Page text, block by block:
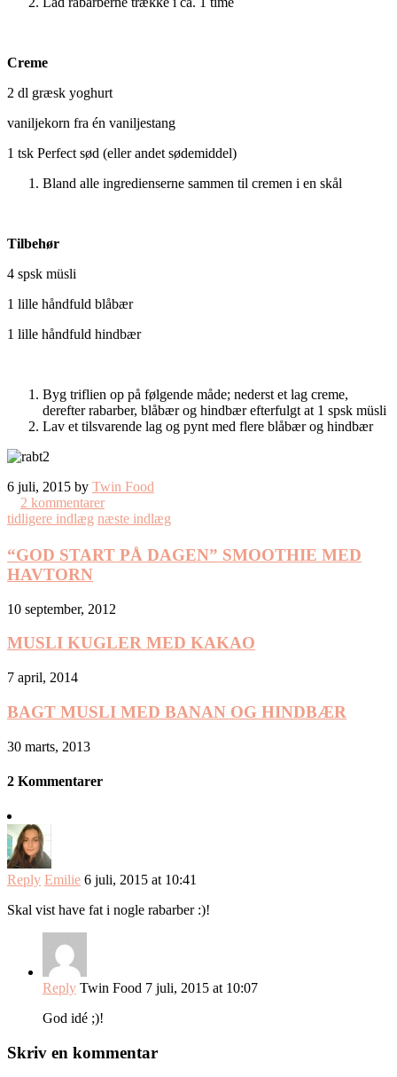
Creme
2 dl græsk yoghurt
vaniljekorn fra én vaniljestang
1 tsk Perfect sød (eller andet sødemiddel)
Bland alle ingredienserne sammen til cremen i en skål
Tilbehør
4 spsk müsli
1 lille håndfuld blåbær
1 lille håndfuld hindbær
Byg triflien op på følgende måde; nederst et lag creme,
derefter rabarber, blåbær og hindbær efterfulgt at 1 spsk müsli
Lav et tilsvarende lag og pynt med flere blåbær og hindbær
6 juli, 2015 by Twin Food
2 kommentarer
tidligere indlæg næste indlæg
“GOD START PÅ DAGEN” SMOOTHIE MED
HAVTORN
10 september, 2012
MUSLI KUGLER MED KAKAO
7 april, 2014
BAGT MUSLI MED BANAN OG HINDBÆR
30 marts, 2013
2 Kommentarer
Reply Emilie 6 juli, 2015 at 10:41
Skal vist have fat i nogle rabarber :)!
Reply Twin Food 7 juli, 2015 at 10:07
God idé ;)!
Skriv en kommentar